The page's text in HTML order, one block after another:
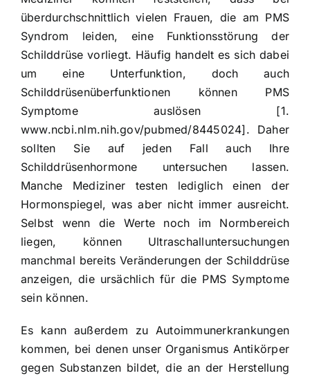
überdurchschnittlich vielen Frauen, die am PMS
Syndrom leiden, eine Funktionsstörung der
Schilddrüse vorliegt. Häufig handelt es sich dabei
um eine Unterfunktion, doch auch
Schilddrüsenüberfunktionen können PMS
Symptomeauslösen [1.
www.ncbi.nlm.nih.gov/pubmed/8445024]. Daher
sollten Sie auf jeden Fall auch Ihre
Schilddrüsenhormone untersuchen lassen.
Manche Mediziner testen lediglich einen der
Hormonspiegel, was aber nicht immer ausreicht.
Selbst wenn die Werte noch im Normbereich
liegen, können Ultraschalluntersuchungen
manchmal bereits Veränderungen der Schilddrüse
anzeigen, die ursächlich für die PMS Symptome
sein können.
Es kann außerdem zu Autoimmunerkrankungen
kommen, bei denen unser Organismus Antikörper
gegen Substanzen bildet, die an der Herstellung